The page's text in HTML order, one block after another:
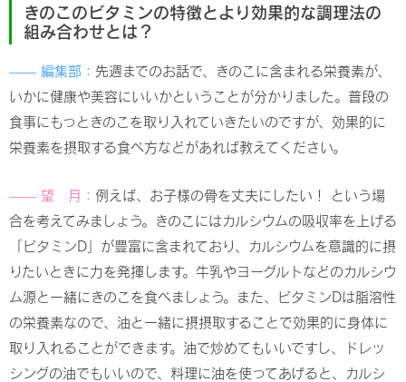
きのこのビタミンの特徴とより効果的な調理法の
組み合わせとは？
—— 編集部： 先週までのお話で、きのこに含まれる栄養素が、
いかに健康や美容にいいかということが分かりました。普段の
食事にもっときのこを取り入れていきたいのですが、効果的に
栄養素を摂取する食べ方などがあれば教えてください。
—— 望 月： 例えば、お子様の骨を丈夫にしたい！ という場
合を考えてみましょう。きのこにはカルシウムの吸収率を上げる
「ビタミンD」が豊富に含まれており、カルシウムを意識的に摂
りたいときに力を発揮します。牛乳やヨーグルトなどのカルシウ
ム源と一緒にきのこを食べましょう。また、ビタミンDは脂溶性
の栄養素なので、油と一緒に摂摂取することで効果的に身体に
取り入れることができます。油で炒めてもいいですし、ドレッ
シングの油でもいいので、料理に油を使ってあげると、カルシ